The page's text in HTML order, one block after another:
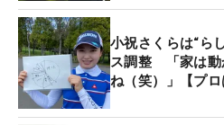
挙げるなど、一気にツアー
た。
一方でクラブを握っていない
されるちょっぴり天然な22
小祝さくらは“ら
ス調整 「家は動
ね（笑）」【プロ